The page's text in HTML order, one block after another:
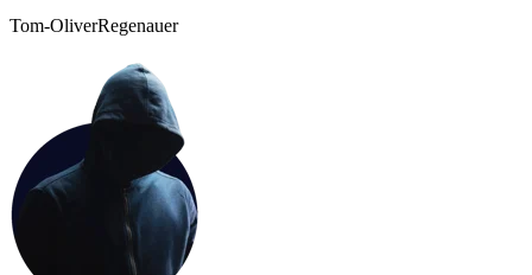
Tom-OliverRegenauer